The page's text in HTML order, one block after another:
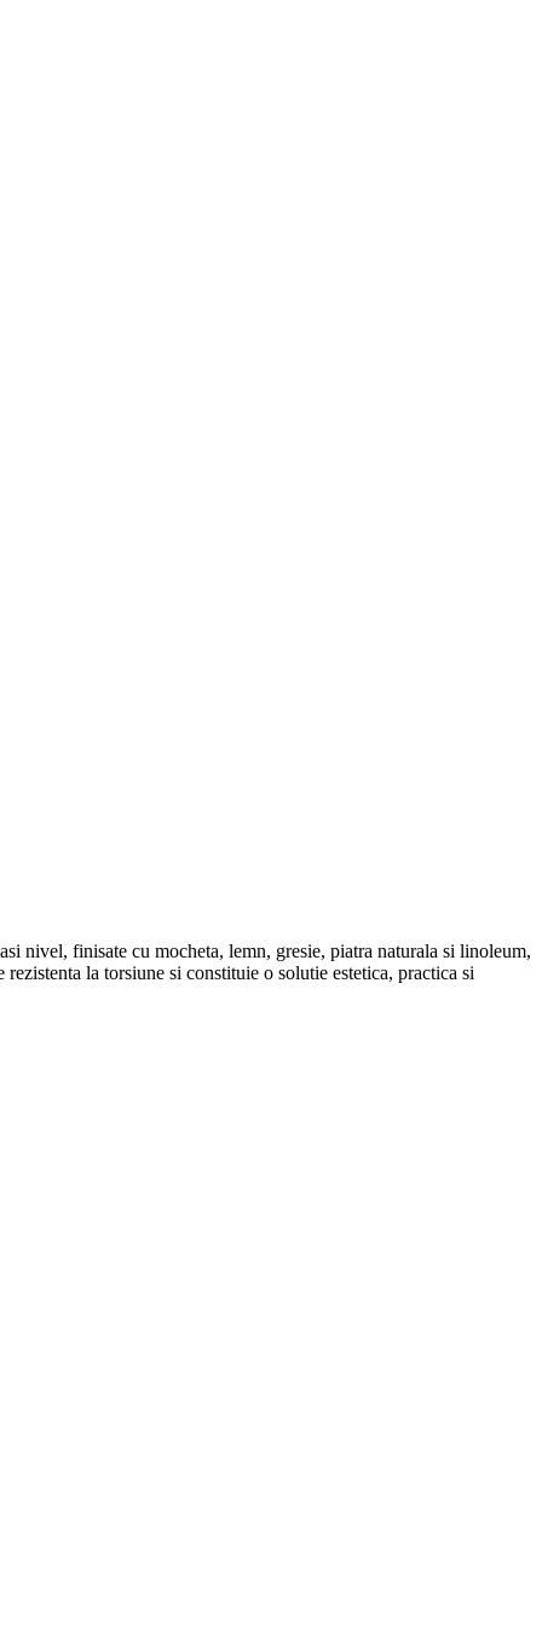
nivel, finisate cu mocheta, lemn, gresie, piatra naturala si linoleum,
la torsiune si constituie o solutie estetica, practica si